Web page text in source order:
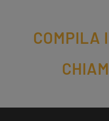
COMPILA